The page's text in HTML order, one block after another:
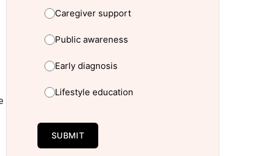
Caregiver support
Public awareness
Early diagnosis
Lifestyle education
SUBMIT